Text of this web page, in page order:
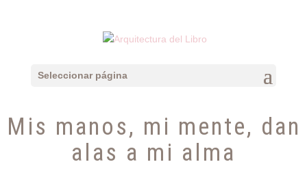
Seleccionar página
Mis manos, mi mente, dan
alas a mi alma